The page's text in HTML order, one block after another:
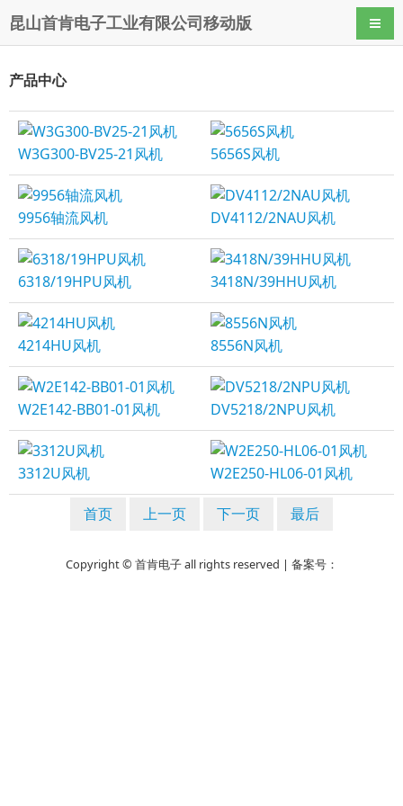
昆山首肯电子工业有限公司移动版 导航
产品中心
W3G300-BV25-21风机 5656S风机
9956轴流风机 DV4112/2NAU风机
6318/19HPU风机 3418N/39HHU风机
4214HU风机 8556N风机
W2E142-BB01-01风机 DV5218/2NPU风机
3312U风机 W2E250-HL06-01风机
首页 上一页 下一页 最后
Copyright © 首肯电子 all rights reserved | 备案号：